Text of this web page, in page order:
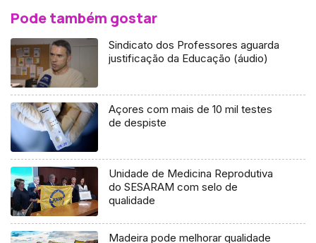
Pode também gostar
Sindicato dos Professores aguarda
justificação da Educação (áudio)
Açores com mais de 10 mil testes
de despiste
Unidade de Medicina Reprodutiva
do SESARAM com selo de
qualidade
Madeira pode melhorar qualidade